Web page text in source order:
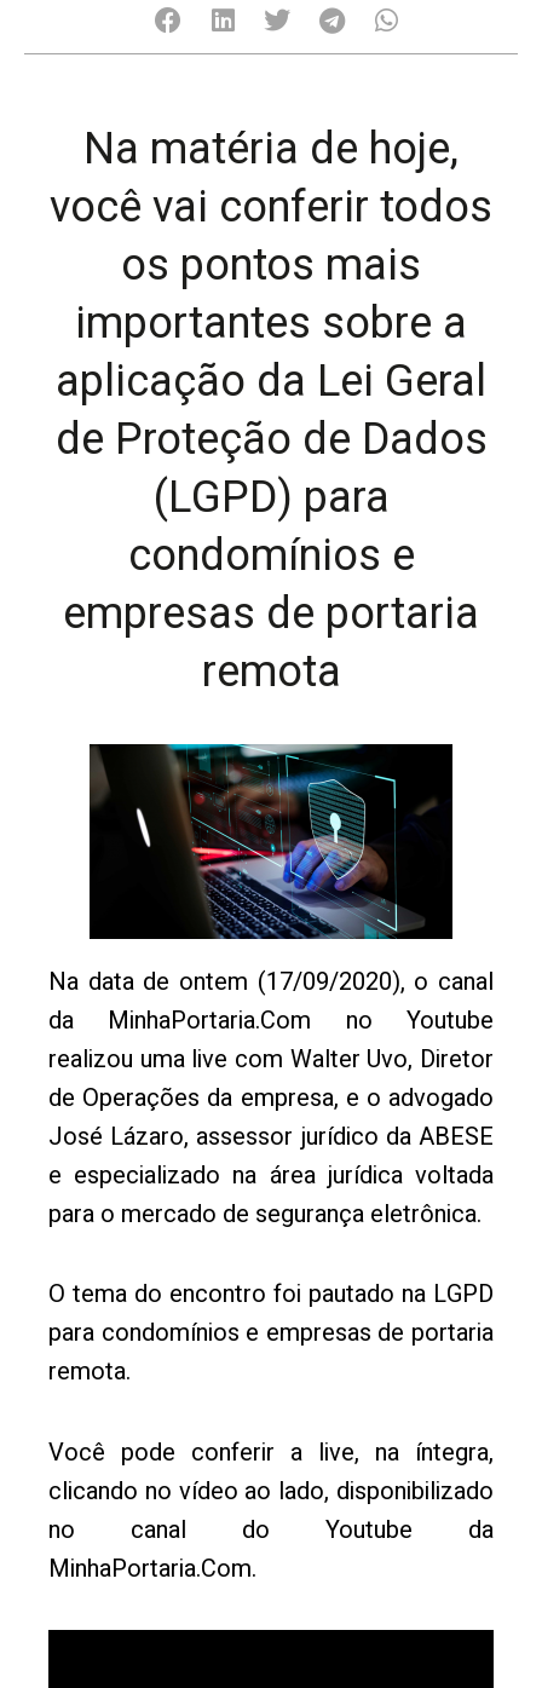
Na matéria de hoje,
você vai conferir todos
os pontos mais
importantes sobre a
aplicação da Lei Geral
de Proteção de Dados
(LGPD) para
condomínios e
empresas de portaria
remota
Na data de ontem (17/09/2020), o canal
da MinhaPortaria.Com no Youtube
realizou uma live com Walter Uvo, Diretor
de Operações da empresa, e o advogado
José Lázaro, assessor jurídico da ABESE
e especializado na área jurídica voltada
para o mercado de segurança eletrônica.
O tema do encontro foi pautado na LGPD
para condomínios e empresas de portaria
remota.
Você pode conferir a live, na íntegra,
clicando no vídeo ao lado, disponibilizado
no canal do Youtube da
MinhaPortaria.Com.